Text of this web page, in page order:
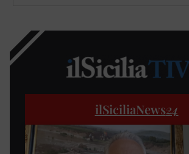
ilSiciliaNews24